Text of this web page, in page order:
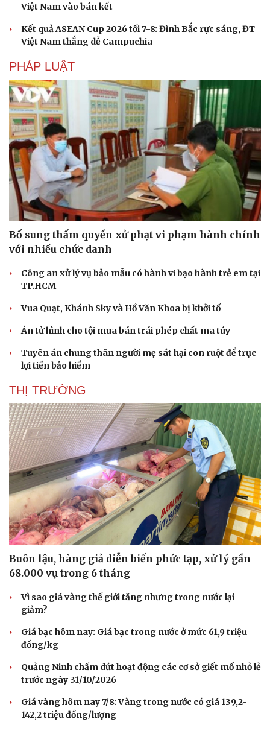
Văn hóa
Sân khấu - Điện ảnh
Văn học
Di sản
Nghệ sĩ
Thời trang
Việt Nam vào bán kết
Kết quả ASEAN Cup 2026 tối 7-8: Đình Bắc rực sáng, ĐT
Việt Nam thắng dễ Campuchia
PHÁP LUẬT
Bổ sung thẩm quyền xử phạt vi phạm hành chính
với nhiều chức danh
Công an xử lý vụ bảo mẫu có hành vi bạo hành trẻ em tại
TP.HCM
Vua Quạt, Khánh Sky và Hồ Văn Khoa bị khởi tố
Án tử hình cho tội mua bán trái phép chất ma túy
Tuyên án chung thân người mẹ sát hại con ruột để trục
lợi tiền bảo hiểm
THỊ TRƯỜNG
Buôn lậu, hàng giả diễn biến phức tạp, xử lý gần
68.000 vụ trong 6 tháng
Vì sao giá vàng thế giới tăng nhưng trong nước lại
giảm?
Giá bạc hôm nay: Giá bạc trong nước ở mức 61,9 triệu
đồng/kg
Quảng Ninh chấm dứt hoạt động các cơ sở giết mổ nhỏ lẻ
trước ngày 31/10/2026
Giá vàng hôm nay 7/8: Vàng trong nước có giá 139,2-
142,2 triệu đồng/lượng